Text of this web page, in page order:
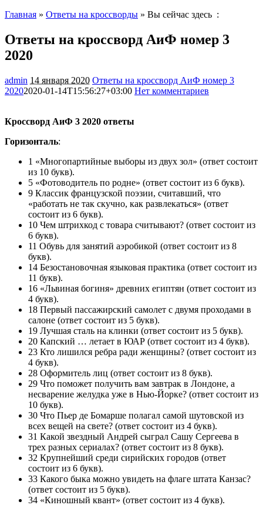
Главная » Ответы на кроссворды » Вы сейчас здесь :
Ответы на кроссворд АиФ номер 3
2020
admin 14 января 2020 Ответы на кроссворд АиФ номер 3
20202020-01-14T15:56:27+03:00 Нет комментариев
Кроссворд АиФ 3 2020 ответы
Горизонталь:
1 «Многопартийные выборы из двух зол» (ответ состоит
из 10 букв).
5 «Фотоводитель по родне» (ответ состоит из 6 букв).
9 Классик французской поэзии, считавший, что
«работать не так скучно, как развлекаться» (ответ
состоит из 6 букв).
10 Чем штрихкод с товара считывают? (ответ состоит из
6 букв).
11 Обувь для занятий аэробикой (ответ состоит из 8
букв).
14 Безостановочная языковая практика (ответ состоит из
11 букв).
16 «Львиная богиня» древних египтян (ответ состоит из
4 букв).
18 Первый пассажирский самолет с двумя проходами в
салоне (ответ состоит из 5 букв).
19 Лучшая сталь на клинки (ответ состоит из 5 букв).
20 Капский … летает в ЮАР (ответ состоит из 4 букв).
23 Кто лишился ребра ради женщины? (ответ состоит из
4 букв).
28 Оформитель лиц (ответ состоит из 8 букв).
29 Что поможет получить вам завтрак в Лондоне, а
несварение желудка уже в Нью-Йорке? (ответ состоит из
10 букв).
30 Что Пьер де Бомарше полагал самой шутовской из
всех вещей на свете? (ответ состоит из 4 букв).
31 Какой звездный Андрей сыграл Сашу Сергеева в
трех разных сериалах? (ответ состоит из 8 букв).
32 Крупнейший среди сирийских городов (ответ
состоит из 6 букв).
33 Какого быка можно увидеть на флаге штата Канзас?
(ответ состоит из 5 букв).
34 «Киношный квант» (ответ состоит из 4 букв).